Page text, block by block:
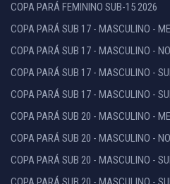
COPA PARÁ FEMININO SUB-15 2026
COPA PARÁ SUB 17 - MASCULINO -
COPA PARÁ SUB 17 - MASCULINO -
COPA PARÁ SUB 17 - MASCULINO -
COPA PARÁ SUB 17 - MASCULINO -
COPA PARÁ SUB 20 - MASCULINO -
COPA PARÁ SUB 20 - MASCULINO -
COPA PARÁ SUB 20 - MASCULINO -